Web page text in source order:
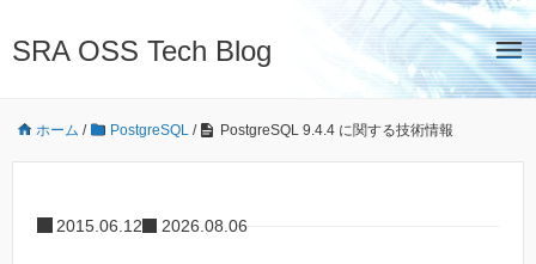
SRA OSS Tech Blog
ホーム / PostgreSQL / PostgreSQL 9.4.4 に関する技術情報
2015.06.12 2026.08.06